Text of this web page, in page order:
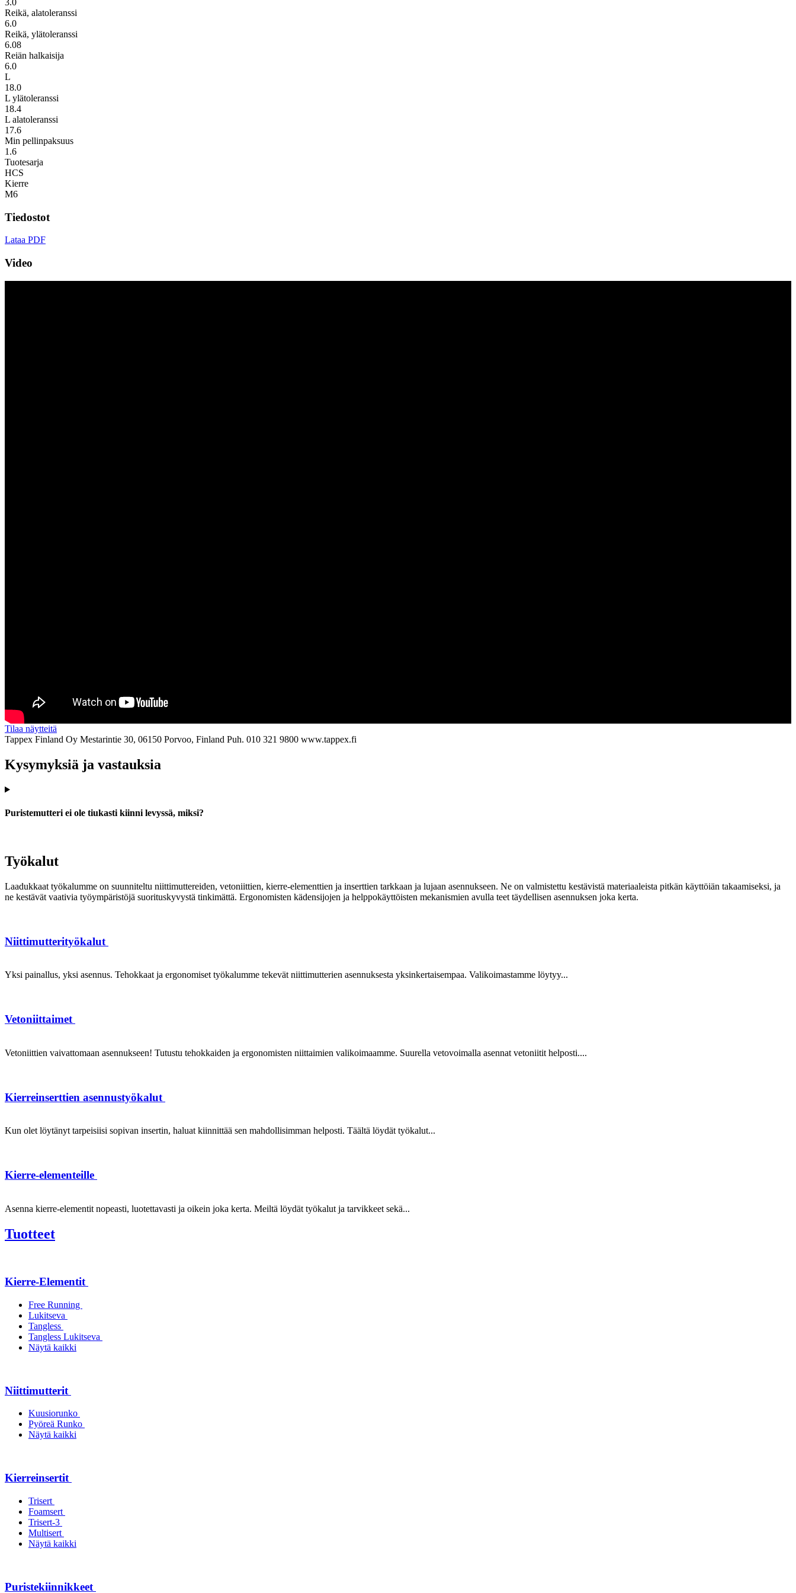
Reikä, alatoleranssi
6.0
Reikä, ylätoleranssi
6.08
Reiän halkaisija
6.0
L
18.0
L ylätoleranssi
18.4
L alatoleranssi
17.6
Min pellinpaksuus
1.6
Tuotesarja
HCS
Kierre
M6
Tiedostot
Lataa PDF
Video
Tilaa näytteitä
Tappex Finland Oy Mestarintie 30, 06150 Porvoo, Finland Puh. 010 321 9800 www.tappex.fi
Kysymyksiä ja vastauksia
Puristemutteri ei ole tiukasti kiinni levyssä, miksi?
Työkalut
Laadukkaat työkalumme on suunniteltu niittimuttereiden, vetoniittien, kierre-elementtien ja inserttien tarkkaan ja lujaan asennukseen. Ne on valmistettu kestävistä materiaaleista pitkän käyttöiän takaamiseksi, ja
ne kestävät vaativia työympäristöjä suorituskyvystä tinkimättä. Ergonomisten kädensijojen ja helppokäyttöisten mekanismien avulla teet täydellisen asennuksen joka kerta.
Niittimutterityökalut
Yksi painallus, yksi asennus. Tehokkaat ja ergonomiset työkalumme tekevät niittimutterien asennuksesta yksinkertaisempaa. Valikoimastamme löytyy...
Vetoniittaimet
Vetoniittien vaivattomaan asennukseen! Tutustu tehokkaiden ja ergonomisten niittaimien valikoimaamme. Suurella vetovoimalla asennat vetoniitit helposti....
Kierreinserttien asennustyökalut
Kun olet löytänyt tarpeisiisi sopivan insertin, haluat kiinnittää sen mahdollisimman helposti. Täältä löydät työkalut...
Kierre-elementeille
Asenna kierre-elementit nopeasti, luotettavasti ja oikein joka kerta. Meiltä löydät työkalut ja tarvikkeet sekä...
Tuotteet
Kierre-Elementit
Free Running
Lukitseva
Tangless
Tangless Lukitseva
Näytä kaikki
Niittimutterit
Kuusiorunko
Pyöreä Runko
Näytä kaikki
Kierreinsertit
Trisert
Foamsert
Trisert-3
Multisert
Näytä kaikki
Puristekiinnikkeet